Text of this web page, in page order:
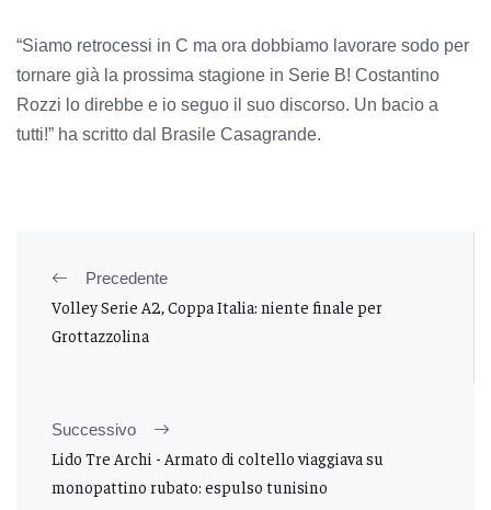
“Siamo retrocessi in C ma ora dobbiamo lavorare sodo per
tornare già la prossima stagione in Serie B! Costantino
Rozzi lo direbbe e io seguo il suo discorso. Un bacio a
tutti!” ha scritto dal Brasile Casagrande.
Precedente
Volley Serie A2, Coppa Italia: niente finale per
Grottazzolina
Successivo
Lido Tre Archi - Armato di coltello viaggiava su
monopattino rubato: espulso tunisino